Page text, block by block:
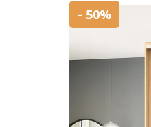
- 50%